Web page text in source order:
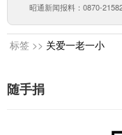
昭通新闻报料：0870-
标签 >> 关爱一老一小
随手捐